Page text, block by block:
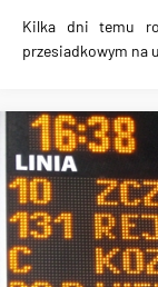
Kilka dni temu
przesiadkowym na